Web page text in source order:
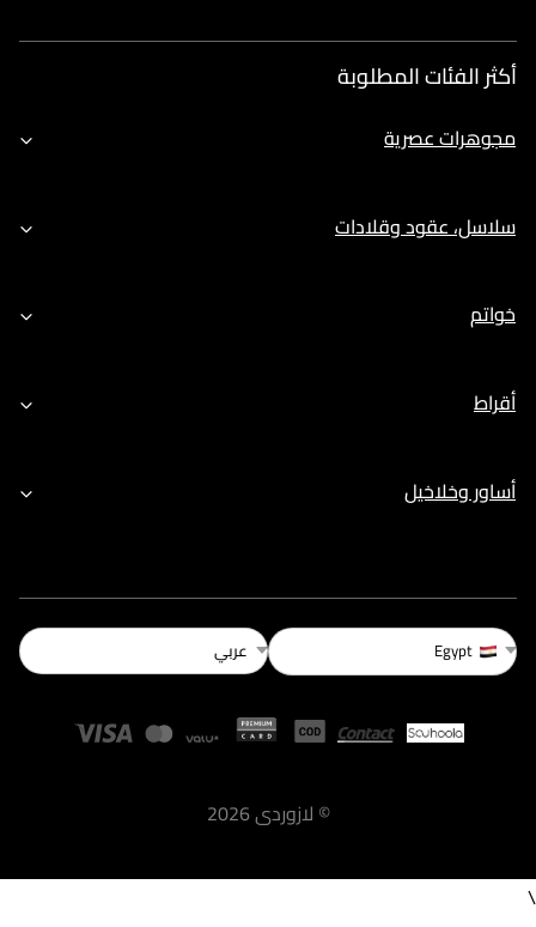
أكثر الفئات المطلوبة
مجوهرات عصرية
سلاسل، عقود وقلادات
خواتم
أقراط
أساور وخلاخيل
Egypt عربي
© لازوردى2026
\